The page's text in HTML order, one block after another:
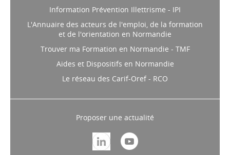
Information Prévention Illettrisme - IPI
L'Annuaire des acteurs de l'emploi, de la formation
et de l'orientation en Normandie
Trouver ma Formation en Normandie - TMF
Aides et Dispositifs en Normandie
Le réseau des Carif-Oref - RCO
Proposer une actualité